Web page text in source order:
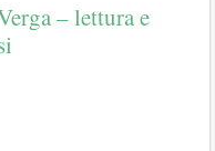
– lettura e